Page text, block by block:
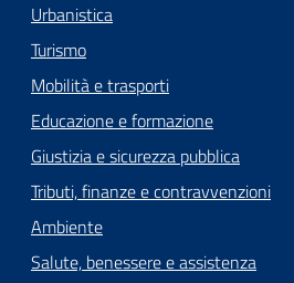
Urbanistica
Turismo
Mobilità e trasporti
Educazione e formazione
Giustizia e sicurezza pubblica
Tributi, finanze e contravvenzioni
Ambiente
Salute, benessere e assistenza